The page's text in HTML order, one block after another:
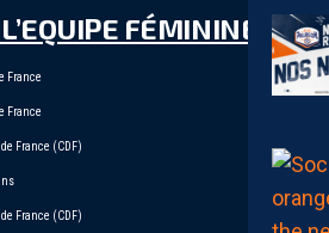
FÉMININE
France
France
France (CDF)
France (CDF)